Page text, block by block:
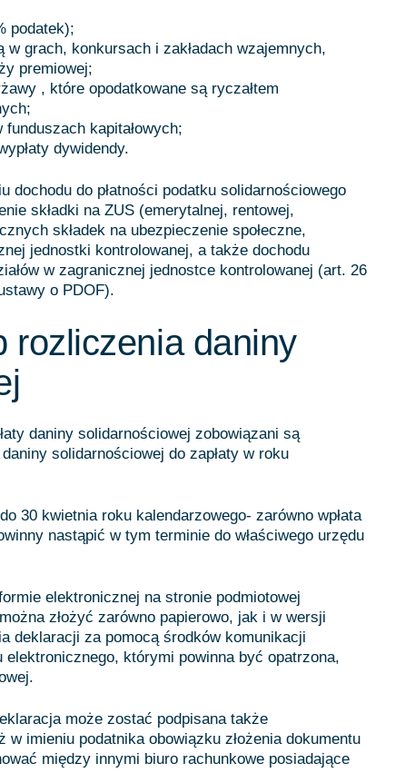
podatek);
grach, konkursach i zakładach wzajemnych,
premiowej;
, które opodatkowane są ryczałtem
kapitałowych;
dywidendy.
dochodu do płatności podatku solidarnościowego
składki na ZUS (emerytalnej, rentowej,
składek na ubezpieczenie społeczne,
jednostki kontrolowanej, a także dochodu
w zagranicznej jednostce kontrolowanej (art. 26
o PDOF).
rozliczenia daniny
daniny solidarnościowej zobowiązani są
solidarnościowej do zapłaty w roku
30 kwietnia roku kalendarzowego- zarówno wpłata
nastąpić w tym terminie do właściwego urzędu
elektronicznej na stronie podmiotowej
złożyć zarówno papierowo, jak i w wersji
deklaracji za pomocą środków komunikacji
którymi powinna być opatrzona,
może zostać podpisana także
w imieniu podatnika obowiązku złożenia dokumentu
między innymi biuro rachunkowe posiadające